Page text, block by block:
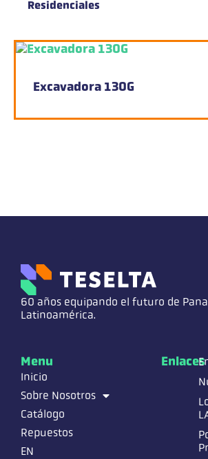
Residenciales
Excavadora 130G
60 años equipando el futuro de
Latinoamérica.
Menu
Inicio
Sobre Nosotros
Catálogo
Repuestos
EN
Enlaces